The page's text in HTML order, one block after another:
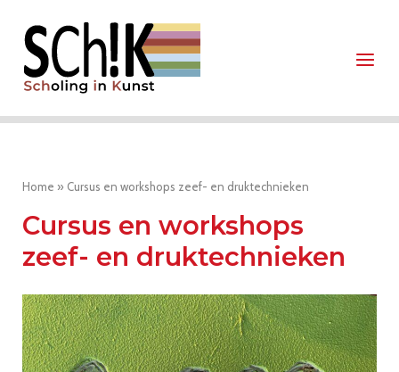
naar
inhoud
Home
Menu
Home » Cursus en workshops zeef- en druktechnieken
Cursus en workshops
zeef- en druktechnieken